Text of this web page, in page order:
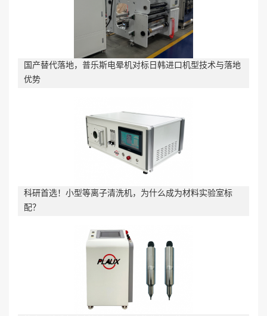
国产替代落地，普乐斯电晕机对标日韩进口机型技术与落地
优势
科研首选！小型等离子清洗机，为什么成为材料实验室标
配？